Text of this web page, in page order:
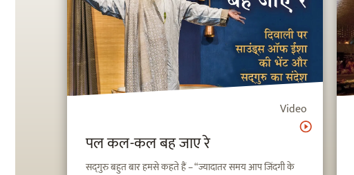
Video
पल कल-कल बह जाए रे
सद्‌गुरु बहुत बार हमसे कहते हैं – “ज्यादातर समय आप जिंदगी के